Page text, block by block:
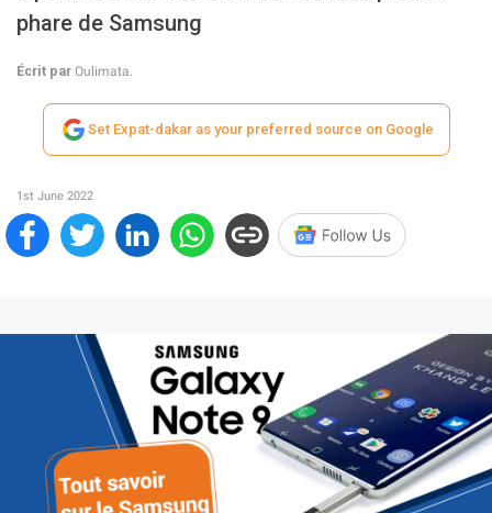
phare de Samsung
Écrit par Oulimata.
Set Expat-dakar as your preferred source on Google
1st June 2022